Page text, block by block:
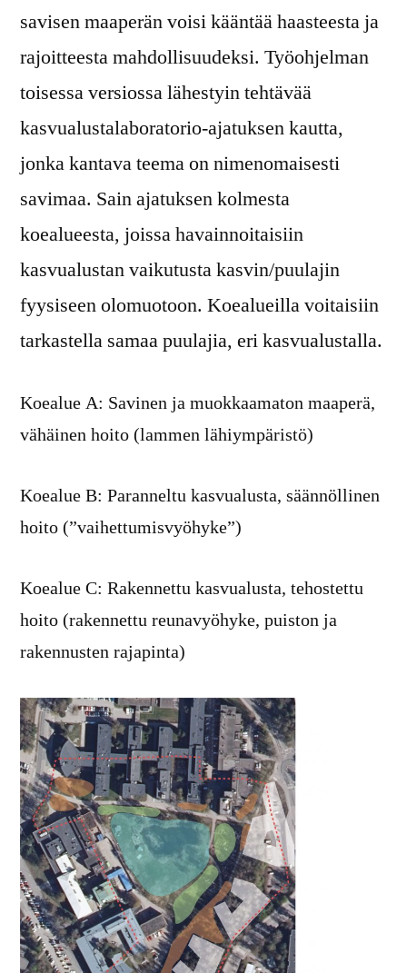
savisen maaperän voisi kääntää haasteesta ja
rajoitteesta mahdollisuudeksi. Työohjelman
toisessa versiossa lähestyin tehtävää
kasvualustalaboratorio-ajatuksen kautta,
jonka kantava teema on nimenomaisesti
savimaa. Sain ajatuksen kolmesta
koealueesta, joissa havainnoitaisiin
kasvualustan vaikutusta kasvin/puulajin
fyysiseen olomuotoon. Koealueilla voitaisiin
tarkastella samaa puulajia, eri kasvualustalla.
Koealue A: Savinen ja muokkaamaton maaperä,
vähäinen hoito (lammen lähiympäristö)
Koealue B: Paranneltu kasvualusta, säännöllinen
hoito (”vaihettumisvyöhyke”)
Koealue C: Rakennettu kasvualusta, tehostettu
hoito (rakennettu reunavyöhyke, puiston ja
rakennusten rajapinta)